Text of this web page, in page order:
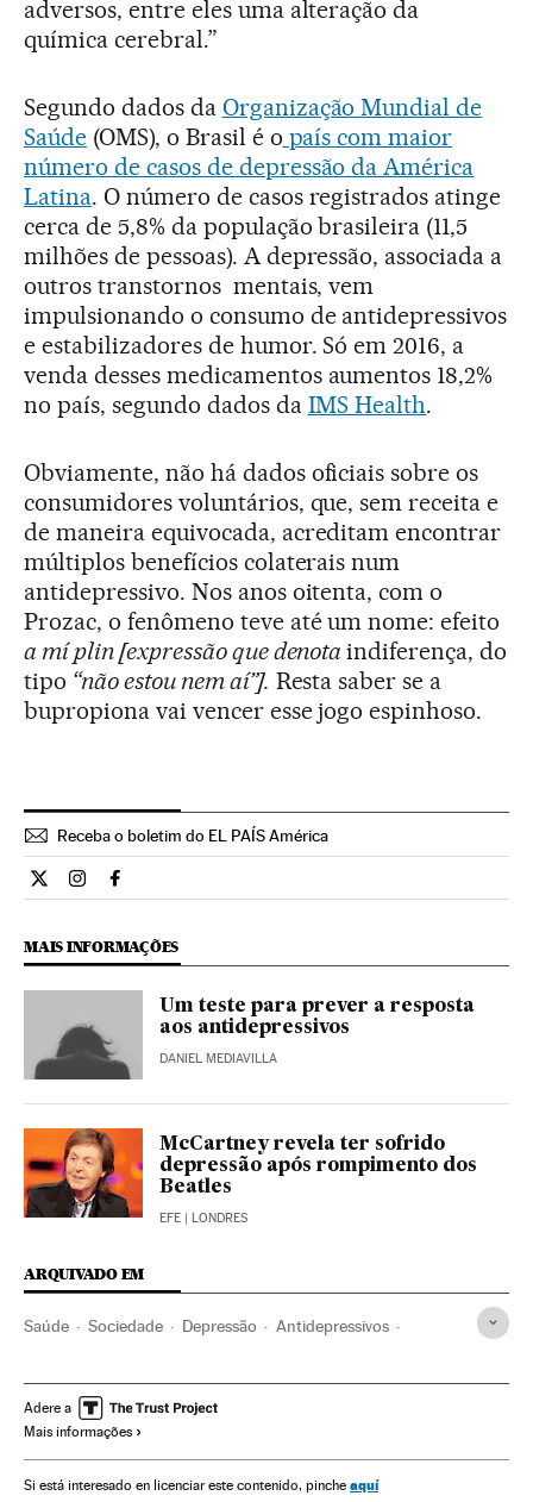
adversos, entre eles uma alteração da
química cerebral.”
Segundo dados da Organização Mundial de
Saúde(OMS), o Brasil é o país com maior
número de casos de depressão da América
Latina. O número de casos registrados atinge
cerca de 5,8% da população brasileira (11,5
milhões de pessoas). A depressão, associada a
outros transtornos mentais, vem
impulsionando o consumo de antidepressivos
e estabilizadores de humor. Só em 2016, a
venda desses medicamentos aumentos 18,2%
no país, segundo dados da IMS Health.
Obviamente, não há dados oficiais sobre os
consumidores voluntários, que, sem receita e
de maneira equivocada, acreditam encontrar
múltiplos benefícios colaterais num
antidepressivo. Nos anos oitenta, com o
Prozac, o fenômeno teve até um nome: efeito
a mí plin [expressão que denotaindiferença, do
tipo “não estou nem aí”]. Resta saber se a
bupropiona vai vencer esse jogo espinhoso.
Receba o boletim do EL PAÍS América
Ciencia El País Brasil en Twitter
Ciencia El País Brasil en Instagram
Ciencia El País Brasil en Facebook
MAIS INFORMAÇÕES
Um teste para prever a resposta
aos antidepressivos
DANIEL MEDIAVILLA
McCartney revela ter sofrido
depressão após rompimento dos
Beatles
EFE | LONDRES
ARQUIVADO EM
Saúde Sociedade Depressão Antidepressivos
Bem-estar Medicina Estilo vida
Adere a
Mais informações
Si está interesado en licenciar este contenido, pinche aquí